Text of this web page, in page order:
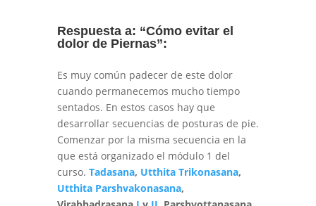
Respuesta a: “Cómo evitar el
dolor de Piernas”:
Es muy común padecer de este dolor
cuando permanecemos mucho tiempo
sentados. En estos casos hay que
desarrollar secuencias de posturas de pie.
Comenzar por la misma secuencia en la
que está organizado el módulo 1 del
curso. Tadasana, Utthita Trikonasana,
Utthita Parshvakonasana,